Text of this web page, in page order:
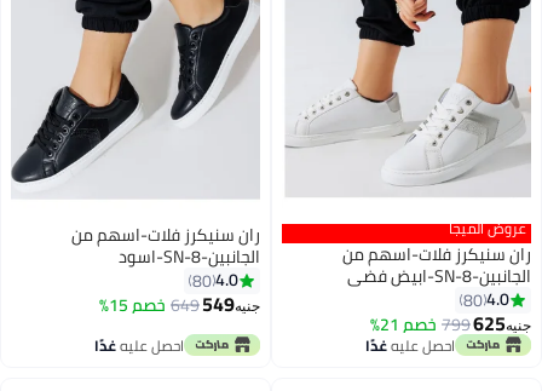
3
عروض الميجا
ران سنيكرز فلات-اسهم من
الجانبين-SN-8-ابيض فضي
4.0
80
جنيه625
799 خصم 21%
احصل عليهغدًا
3
ران سنيكرز فلات-اسهم من
الجانبين-SN-8-اسود
4.0
80
جنيه549
649 خصم 15%
احصل عليهغدًا